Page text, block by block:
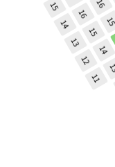
16
16
15
14
15
14
13
12
11